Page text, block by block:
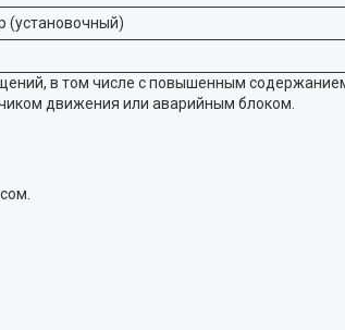
(установочный)
в том числе с повышенным
движения или аварийным блоком.